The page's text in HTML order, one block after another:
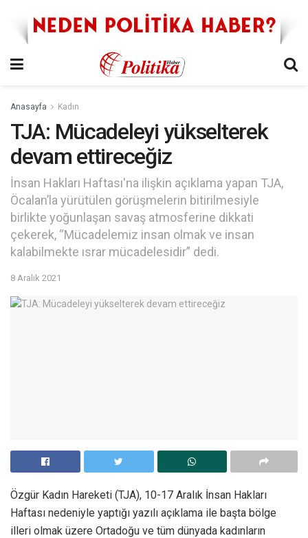
Anasayfa Kadın
TJA: Mücadeleyi yükselterek
devam ettireceğiz
İnsan Hakları Haftası'na ilişkin açıklama yapan TJA,
Öcalan’la yürütülen görüşmelerin bitirilmesiyle
birlikte yoğunlaşan savaş atmosferine dikkati
çekerek, “Mücadelemiz insan olmak ve insan
kalabilmekte ısrar mücadelesidir” dedi.
8 Aralık 2021
Özgür Kadın Hareketi (TJA), 10-17 Aralık İnsan Hakları
Haftası nedeniyle yaptığı yazılı açıklama ile başta bölge
illeri olmak üzere Ortadoğu ve tüm dünyada kadınların